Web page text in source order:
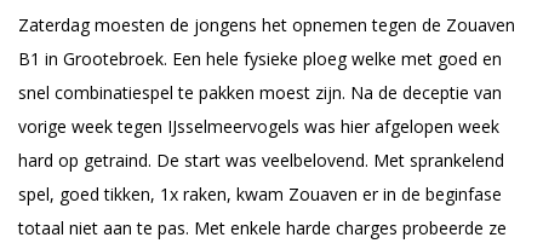
Zaterdag moesten de jongens het opnemen tegen de Zouaven
B1 in Grootebroek. Een hele fysieke ploeg welke met goed en
snel combinatiespel te pakken moest zijn. Na de deceptie van
vorige week tegen IJsselmeervogels was hier afgelopen week
hard op getraind. De start was veelbelovend. Met sprankelend
spel, goed tikken, 1x raken, kwam Zouaven er in de beginfase
totaal niet aan te pas. Met enkele harde charges probeerde ze